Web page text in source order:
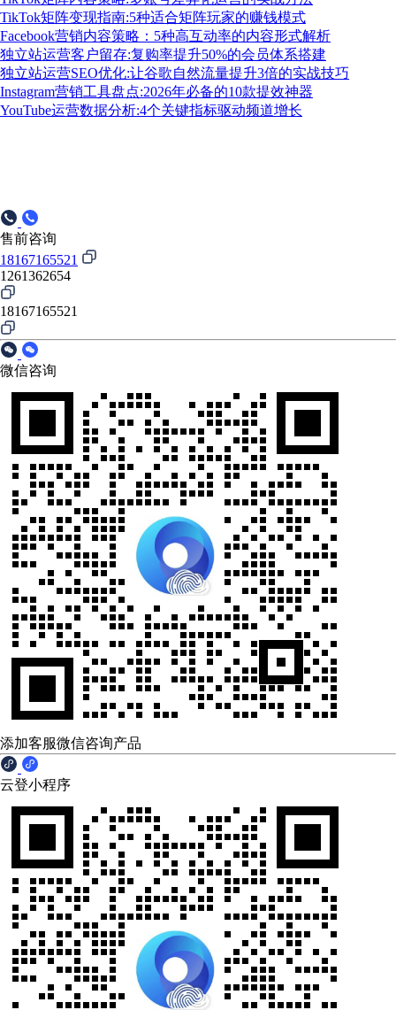
TikTok矩阵变现指南:5种适合矩阵玩家的赚钱模式
Facebook营销内容策略：5种高互动率的内容形式解析
独立站运营客户留存:复购率提升50%的会员体系搭建
独立站运营SEO优化:让谷歌自然流量提升3倍的实战技巧
Instagram营销工具盘点:2026年必备的10款提效神器
YouTube运营数据分析:4个关键指标驱动频道增长
售前咨询
18167165521
1261362654
18167165521
微信咨询
添加客服微信咨询产品
云登小程序